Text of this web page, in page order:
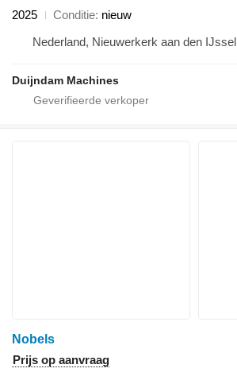
2025
Conditie nieuw
Nederland, Nieuwerkerk aan den IJssel
Duijndam Machines
Nobels
Prijs op aanvraag